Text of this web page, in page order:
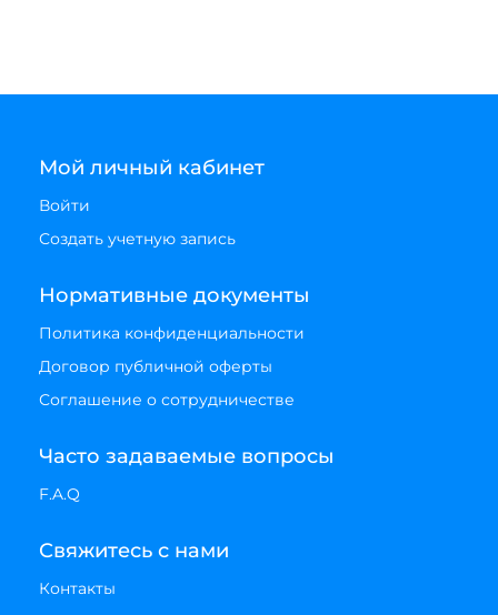
Мой личный кабинет
Войти
Создать учетную запись
Нормативные документы
Политика конфиденциальности
Договор публичной оферты
Соглашение о сотрудничестве
Часто задаваемые вопросы
F.A.Q
Свяжитесь с нами
Контакты